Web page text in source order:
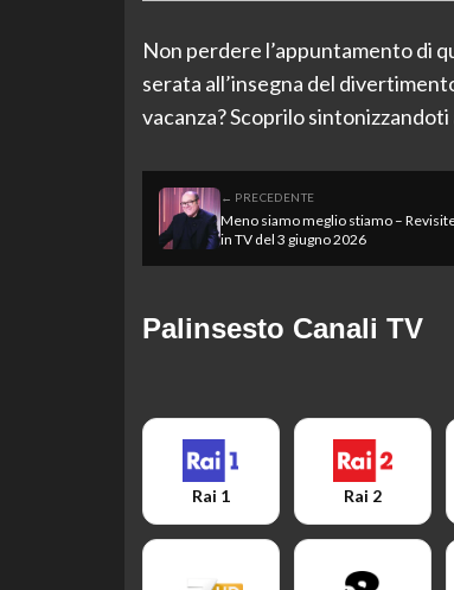
Non perdere l’appuntamento di
serata all’insegna del
vacanza? Scoprilo sintonizzandoti
← PRECEDENTE
Meno siamo meglio stiamo –
in TV del 3 giugno 2026
Palinsesto Canali TV
Rai 1 Rai 2